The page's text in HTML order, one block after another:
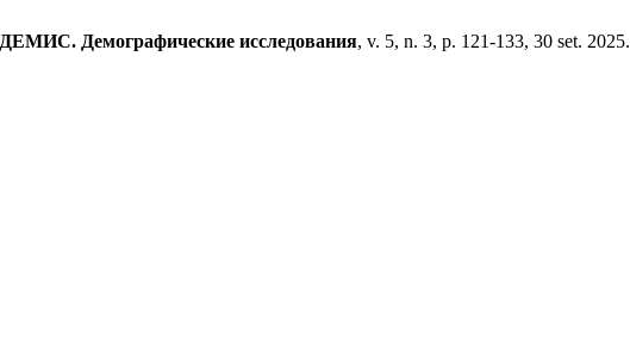
ДЕМИС. Демографические исследования, v. 5, n. 3, p. 121-133, 30 set. 2025.